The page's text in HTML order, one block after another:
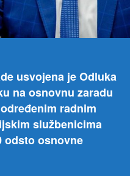
usvojena je Odluka
na osnovnu zaradu
radnim
službenicima
odsto osnovne